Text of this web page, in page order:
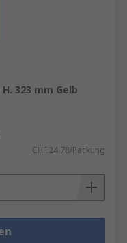
323 mm Gelb
CHF.24.78/Packung